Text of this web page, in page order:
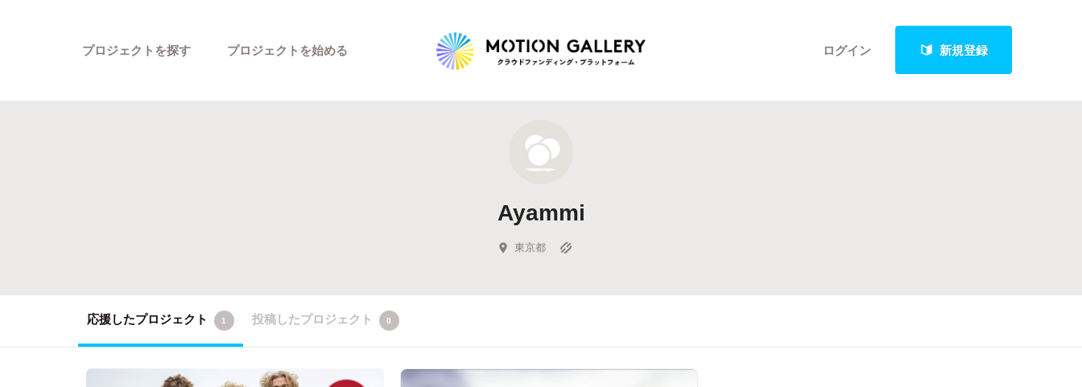
ログイン 新規登録
プロジェクトを探す
新着プロジェクト
Feature
キュレーターから探す
プロジェクトを始める
Ayammi
東京都
応援したプロジェクト 1 投稿したプロジェクト 0